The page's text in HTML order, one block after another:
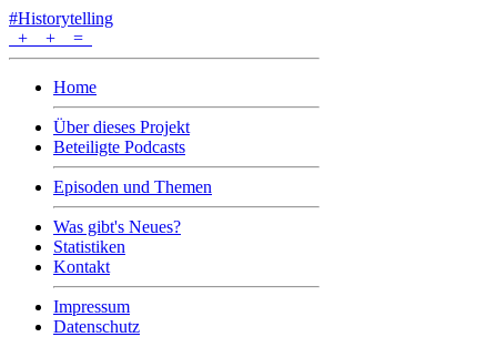
#Historytelling
+
+ =
Home
Über dieses Projekt
Beteiligte Podcasts
Episoden und Themen
Was gibt's Neues?
Statistiken
Kontakt
Impressum
Datenschutz